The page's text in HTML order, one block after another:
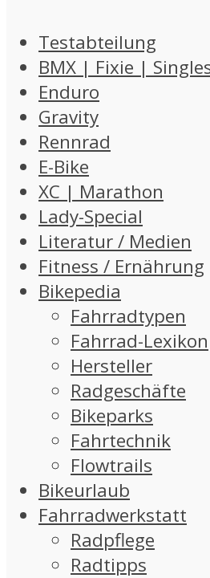
Testabteilung
BMX | Fixie |
Enduro
Gravity
Rennrad
E-Bike
XC | Marathon
Lady-Special
Literatur / Medien
Fitness / Ernährung
Bikepedia
Fahrradtypen
Fahrrad-Lexikon
Hersteller
Radgeschäfte
Bikeparks
Fahrtechnik
Flowtrails
Bikeurlaub
Fahrradwerkstatt
Radpflege
Radtipps